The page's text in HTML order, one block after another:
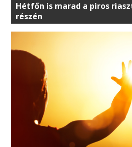
Hétfőn is marad a piros
részén